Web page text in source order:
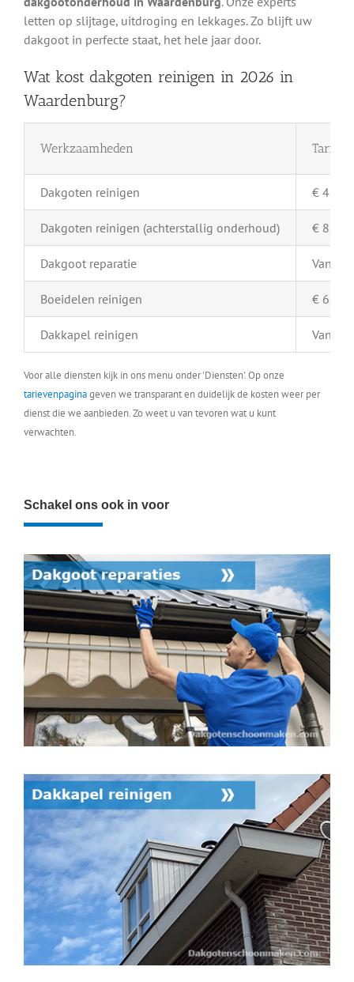
letten op slijtage, uitdroging en lekkages. Zo blijft uw
dakgoot in perfecte staat, het hele jaar door.
Wat kost dakgoten reinigen in 2026 in
Waardenburg?
Werkzaamheden Tarief
Dakgoten reinigen € 4,-
Dakgoten reinigen (achterstallig onderhoud) € 8,-
Dakgoot reparatie Vanaf
Boeidelen reinigen € 6,-
Dakkapel reinigen Vanaf
Voor alle diensten kijk in ons menu onder 'Diensten'. Op onze
tarievenpaginageven we transparant en duidelijk de kosten weer per
dienst die we aanbieden. Zo weet u van tevoren wat u kunt
verwachten.
Schakel ons ook in voor